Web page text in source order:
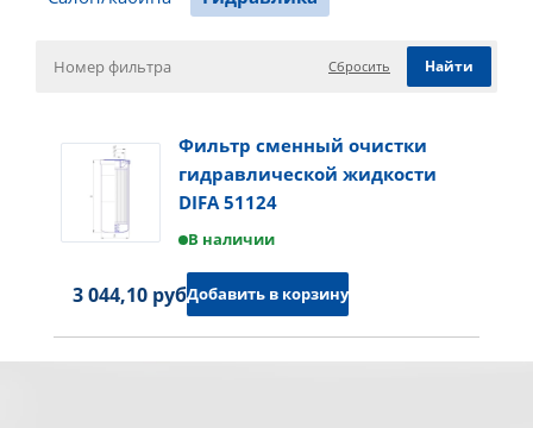
Сбросить
Фильтр сменный очистки
гидравлической жидкости
DIFA 51124
В наличии
3 044,10 руб.Добавить в корзину